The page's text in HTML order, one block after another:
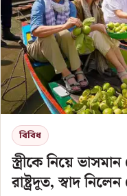
বিবিধ
স্ত্রীকে নিয়ে
রাষ্ট্রদূত, স্বাদ